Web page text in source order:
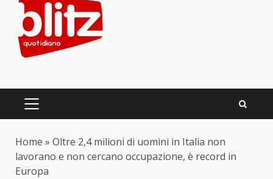
content
PRIMARY
Home » Oltre 2,4 milioni di uomini in Italia non
lavorano e non cercano occupazione, è record in
Europa